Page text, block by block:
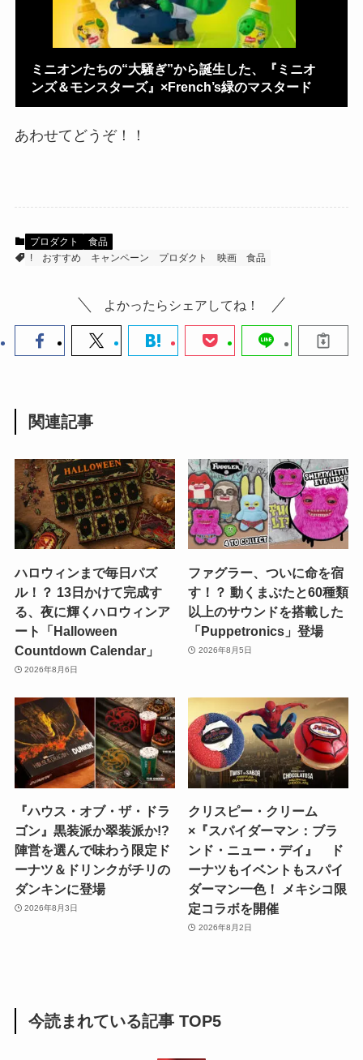
ミニオンたちの“大騒ぎ”から誕生した、『ミニオ
ンズ＆モンスターズ』×French’s緑のマスタード
あわせてどうぞ！！
プロダクト
食品
!
おすすめ キャンペーン プロダクト 映画 食品
よかったらシェアしてね！
関連記事
ハロウィンまで毎日パズ
ル！？ 13日かけて完成す
る、夜に輝くハロウィンア
ート「Halloween
Countdown Calendar」
2026年8月6日
ファグラー、ついに命を宿
す！？ 動くまぶたと60種類
以上のサウンドを搭載した
「Puppetronics」登場
2026年8月5日
『ハウス・オブ・ザ・ドラ
ゴン』黒装派か翠装派か!?
陣営を選んで味わう限定ド
ーナツ＆ドリンクがチリの
ダンキンに登場
2026年8月3日
クリスピー・クリーム
×『スパイダーマン：ブラ
ンド・ニュー・デイ』 ド
ーナツもイベントもスパイ
ダーマン一色！ メキシコ限
定コラボを開催
2026年8月2日
今読まれている記事 TOP5